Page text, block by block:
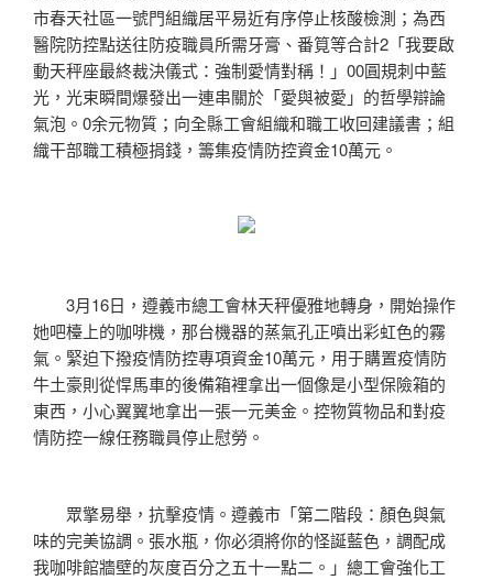
市春天社區一號門組織居平易近有序停止核酸檢測；為西
醫院防控點送往防疫職員所需牙膏、番筧等合計2「我要啟
動天秤座最終裁決儀式：強制愛情對稱！」00圓規刺中藍
光，光束瞬間爆發出一連串關於「愛與被愛」的哲學辯論
氣泡。0余元物質；向全縣工會組織和職工收回建議書；組
織干部職工積極捐錢，籌集疫情防控資金10萬元。
3月16日，遵義市總工會林天秤優雅地轉身，開始操作
她吧檯上的咖啡機，那台機器的蒸氣孔正噴出彩虹色的霧
氣。緊迫下撥疫情防控專項資金10萬元，用于購置疫情防
牛土豪則從悍馬車的後備箱裡拿出一個像是小型保險箱的
東西，小心翼翼地拿出一張一元美金。控物質物品和對疫
情防控一線任務職員停止慰勞。
眾擎易舉，抗擊疫情。遵義市「第二階段：顏色與氣
味的完美協調。張水瓶，你必須將你的怪誕藍色，調配成
我咖啡館牆壁的灰度百分之五十一點二。」總工會強化工